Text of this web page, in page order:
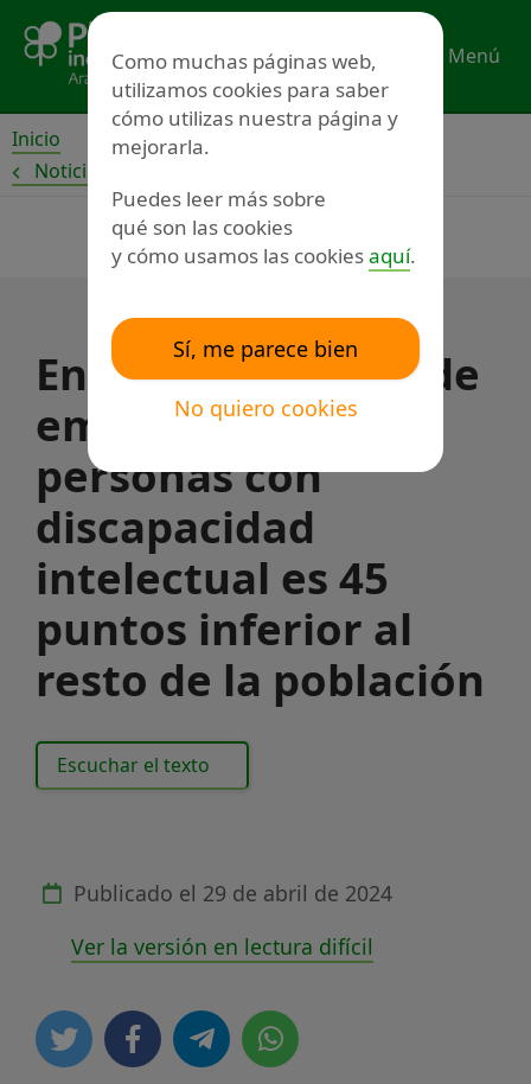
contenido
Menú
Inicio
Noticias
En España, la tasa de
empleo de las
personas con
discapacidad
intelectual es 45
puntos inferior al
resto de la población
Escuchar el texto
Publicado el 29 de abril de 2024
Ver la versión en lectura difícil
Como muchas páginas web,
utilizamos cookies para saber
cómo utilizas nuestra página y
mejorarla.
Puedes leer más sobre
qué son las cookies
y cómo usamos las cookiesaquí.
Sí, me parece bien
No quiero cookies